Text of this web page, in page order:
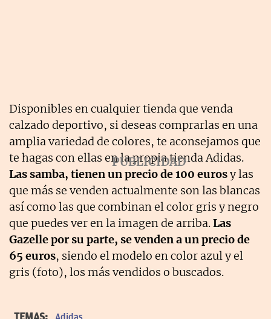
Disponibles en cualquier tienda que venda
calzado deportivo, si deseas comprarlas en una
amplia variedad de colores, te aconsejamos que
te hagas con ellas en la propia tienda Adidas.
Las samba, tienen un precio de 100 eurosy las
que más se venden actualmente son las blancas
así como las que combinan el color gris y negro
que puedes ver en la imagen de arriba.Las
Gazelle por su parte, se venden a un precio de
65 euros, siendo el modelo en color azul y el
gris (foto), los más vendidos o buscados.
TEMAS: